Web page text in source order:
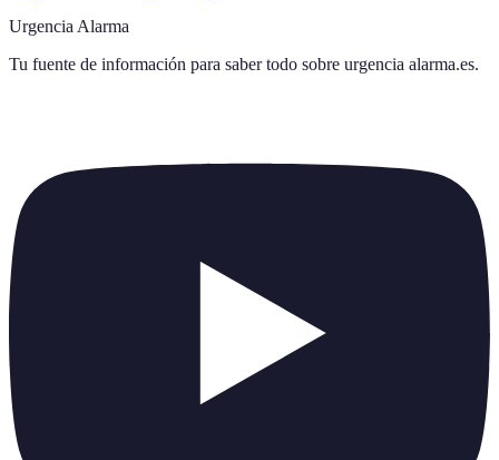
Urgencia Alarma
Tu fuente de información para saber todo sobre urgencia alarma.es.